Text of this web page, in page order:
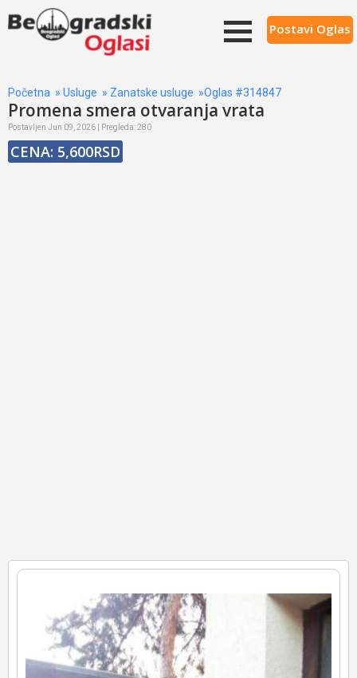
Postavi Oglas
Početna » Usluge » Zanatske usluge »Oglas #314847
Promena smera otvaranja vrata
Postavljen Jun 09, 2026 | Pregleda: 280
CENA: 5,600RSD